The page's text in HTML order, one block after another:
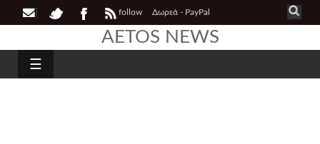
follow Δωρεά - PayPal
AETOS NEWS
☰